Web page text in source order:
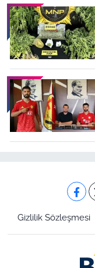
Gizlilik Sözleşmesi